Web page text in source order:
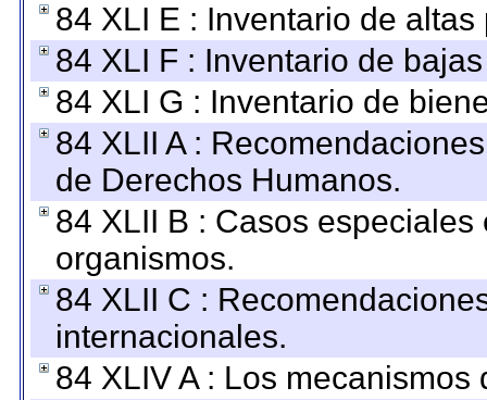
84 XLI E : Inventario de
84 XLI F : Inventario de
84 XLI G : Inventario de
84 XLII A :
de Derechos Humanos.
84 XLII B : Casos
organismos.
84 XLII C :
internacionales.
84 XLIV A : Los